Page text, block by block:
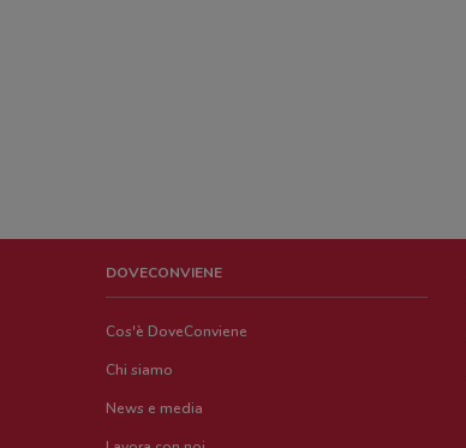
DOVECONVIENE
Cos'è DoveConviene
Chi siamo
News e media